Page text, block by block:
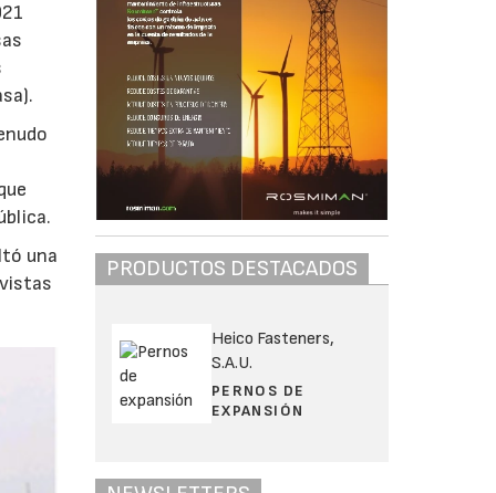
una
PRODUCTOS DESTACADOS
Heico Fasteners,
S.A.U.
PERNOS DE
EXPANSIÓN